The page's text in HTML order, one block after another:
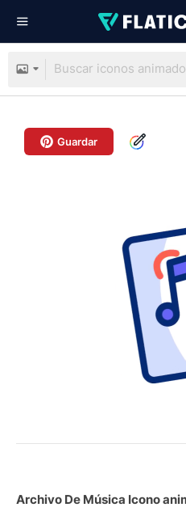
Guardar
Archivo De Música Icono